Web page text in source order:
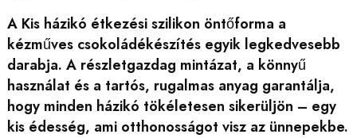
A Kis házikó étkezési szilikon öntőforma a
kézműves csokoládékészítés egyik legkedvesebb
darabja. A részletgazdag mintázat, a könnyű
használat és a tartós, rugalmas anyag garantálja,
hogy minden házikó tökéletesen sikerüljön – egy
kis édesség, ami otthonosságot visz az ünnepekbe.